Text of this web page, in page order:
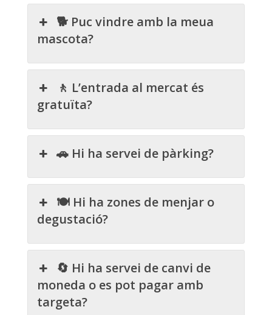
🐕 Puc vindre amb la meua
mascota?
🚶 L’entrada al mercat és
gratuïta?
🚗 Hi ha servei de pàrking?
🍽️ Hi ha zones de menjar o
degustació?
🔄 Hi ha servei de canvi de
moneda o es pot pagar amb
targeta?